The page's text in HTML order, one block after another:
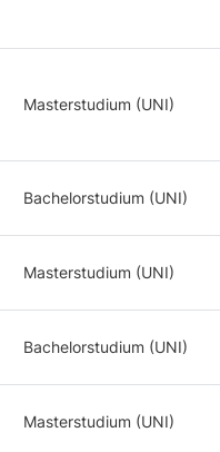
Masterstudium (UNI)
Bachelorstudium (UNI)
Masterstudium (UNI)
Bachelorstudium (UNI)
Masterstudium (UNI)